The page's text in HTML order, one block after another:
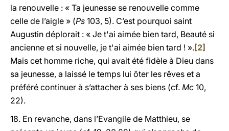
la renouvelle : « Ta jeunesse se renouvelle comme
celle de l’aigle » (Ps 103, 5). C’est pourquoi saint
Augustin déplorait : « Je t'ai aimée bien tard, Beauté si
ancienne et si nouvelle, je t'ai aimée bien tard ! ».[2]
Mais cet homme riche, qui avait été fidèle à Dieu dans
sa jeunesse, a laissé le temps lui ôter les rêves et a
préféré continuer à s’attacher à ses biens (cf. Mc 10,
22).
18. En revanche, dans l’Evangile de Matthieu, se